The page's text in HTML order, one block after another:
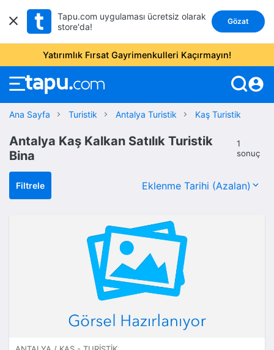
Tapu.com uygulaması ücretsiz olarak
store'da!
Gözat
Yatırımlık Fırsat Gayrimenkulleri Kaçırmayın!
account_circle
Ana Sayfa Turistik Antalya Turistik Kaş Turistik
Antalya Kaş Kalkan Satılık Turistik
Bina
1
sonuç
Filtrele